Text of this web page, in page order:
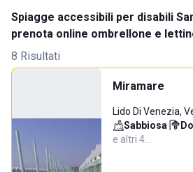
Spiagge accessibili per disabili
prenota online ombrellone e
8 Risultati
Miramare
Lido Di Venezia,
Sabbiosa·
e altri 4…